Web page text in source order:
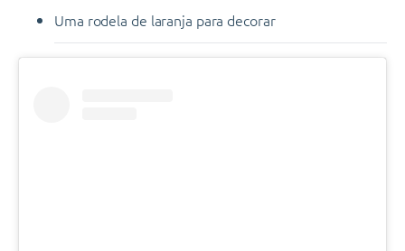
Uma rodela de laranja para decorar